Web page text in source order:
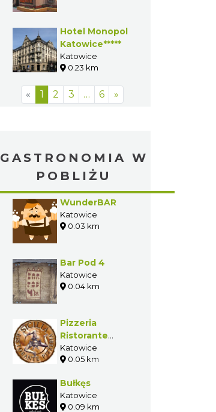
Hotel Monopol
Katowice*****
Katowice
0.23 km
« 1 2 3 … 6 »
GASTRONOMIA W
POBLIŻU
WunderBAR
Katowice
0.03 km
Bar Pod 4
Katowice
0.04 km
Pizzeria
Ristorante
Sicilia
Katowice
0.05 km
Bułkęs
Katowice
0.09 km